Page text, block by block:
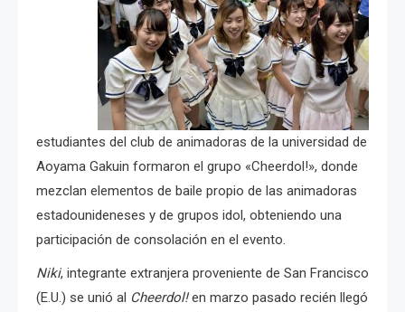
estudiantes del club de animadoras de la universidad de
Aoyama Gakuin formaron el grupo «Cheerdol!», donde
mezclan elementos de baile propio de las animadoras
estadounideneses y de grupos idol, obteniendo una
participación de consolación en el evento.
Niki, integrante extranjera proveniente de San Francisco
(E.U.) se unió al Cheerdol!en marzo pasado recién llegó